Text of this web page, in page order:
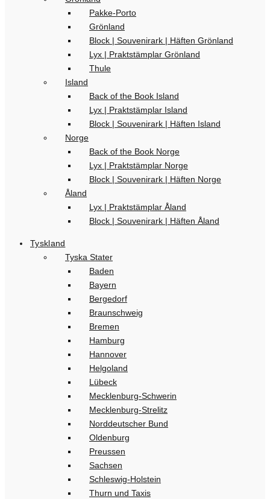
Pakke-Porto
Grönland
Block | Souvenirark | Häften Grönland
Lyx | Praktstämplar Grönland
Thule
Island
Back of the Book Island
Lyx | Praktstämplar Island
Block | Souvenirark | Häften Island
Norge
Back of the Book Norge
Lyx | Praktstämplar Norge
Block | Souvenirark | Häften Norge
Åland
Lyx | Praktstämplar Åland
Block | Souvenirark | Häften Åland
Tyskland
Tyska Stater
Baden
Bayern
Bergedorf
Braunschweig
Bremen
Hamburg
Hannover
Helgoland
Lübeck
Mecklenburg-Schwerin
Mecklenburg-Strelitz
Norddeutscher Bund
Oldenburg
Preussen
Sachsen
Schleswig-Holstein
Thurn und Taxis